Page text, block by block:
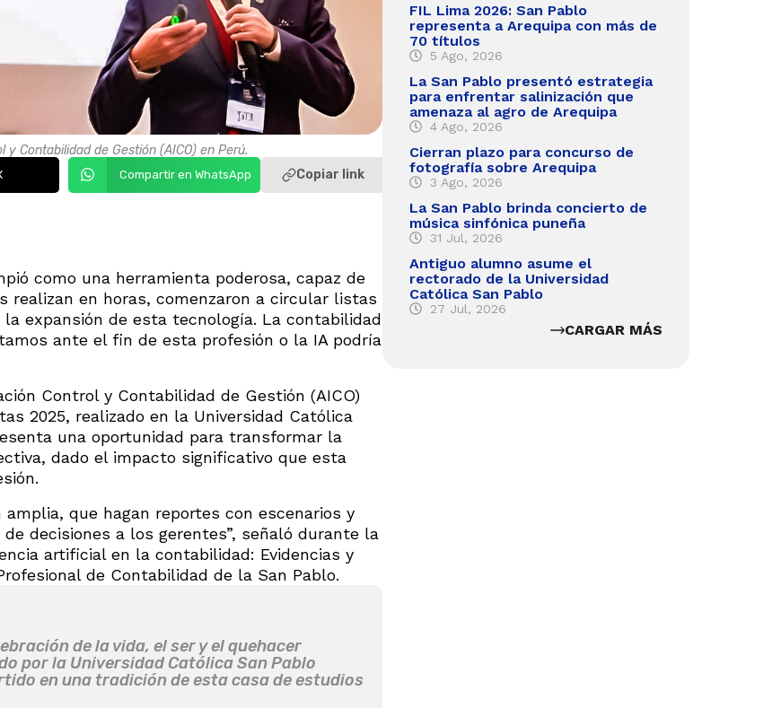
Contabilidad de Gestión (AICO) en Perú.
Compartir en WhatsApp Copiar link
como una herramienta poderosa, capaz de
realizan en horas, comenzaron a circular listas
expansión de esta tecnología. La contabilidad
ante el fin de esta profesión o la IA podría
Control y Contabilidad de Gestión (AICO)
2025, realizado en la Universidad Católica
una oportunidad para transformar la
dado el impacto significativo que esta
que hagan reportes con escenarios y
decisiones a los gerentes”, señaló durante la
artificial en la contabilidad: Evidencias y
de Contabilidad de la San Pablo.
de la vida, el ser y el quehacer
por la Universidad Católica San Pablo
en una tradición de esta casa de estudios
FIL Lima 2026: San Pablo
representa a Arequipa con más de
70 títulos
5 Ago, 2026
La San Pablo presentó estrategia
para enfrentar salinización que
amenaza al agro de Arequipa
4 Ago, 2026
Cierran plazo para concurso de
fotografía sobre Arequipa
3 Ago, 2026
La San Pablo brinda concierto de
música sinfónica puneña
31 Jul, 2026
Antiguo alumno asume el
rectorado de la Universidad
Católica San Pablo
27 Jul, 2026
CARGAR MÁS